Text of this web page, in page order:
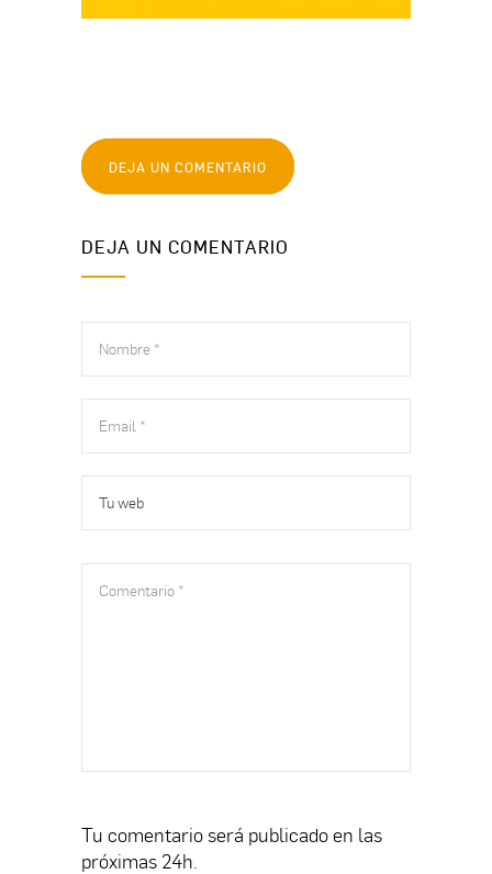
DEJA UN COMENTARIO
DEJA UN COMENTARIO
Tu comentario será publicado en las
próximas 24h.